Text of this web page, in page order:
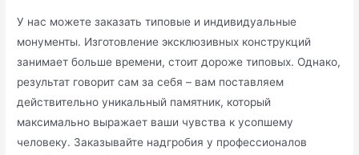
У нас можете заказать типовые и индивидуальные
монументы. Изготовление эксклюзивных конструкций
занимает больше времени, стоит дороже типовых. Однако,
результат говорит сам за себя – вам поставляем
действительно уникальный памятник, который
максимально выражает ваши чувства к усопшему
человеку. Заказывайте надгробия у профессионалов